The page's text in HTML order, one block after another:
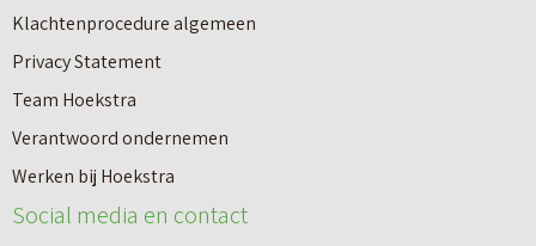
Nieuwbouw
e
n
n
i
e
u
Klachtenprocedure algemeen
Privacy Statement
Team Hoekstra
Verantwoord ondernemen
Werken bij Hoekstra
Social media en contact